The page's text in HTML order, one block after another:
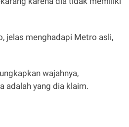
jelas menghadapi Metro asli,
wajahnya,
adalah yang dia klaim.